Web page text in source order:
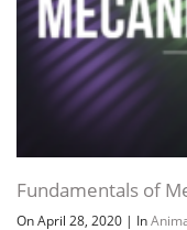
Fundamentals of
On April 28, 2020 | In